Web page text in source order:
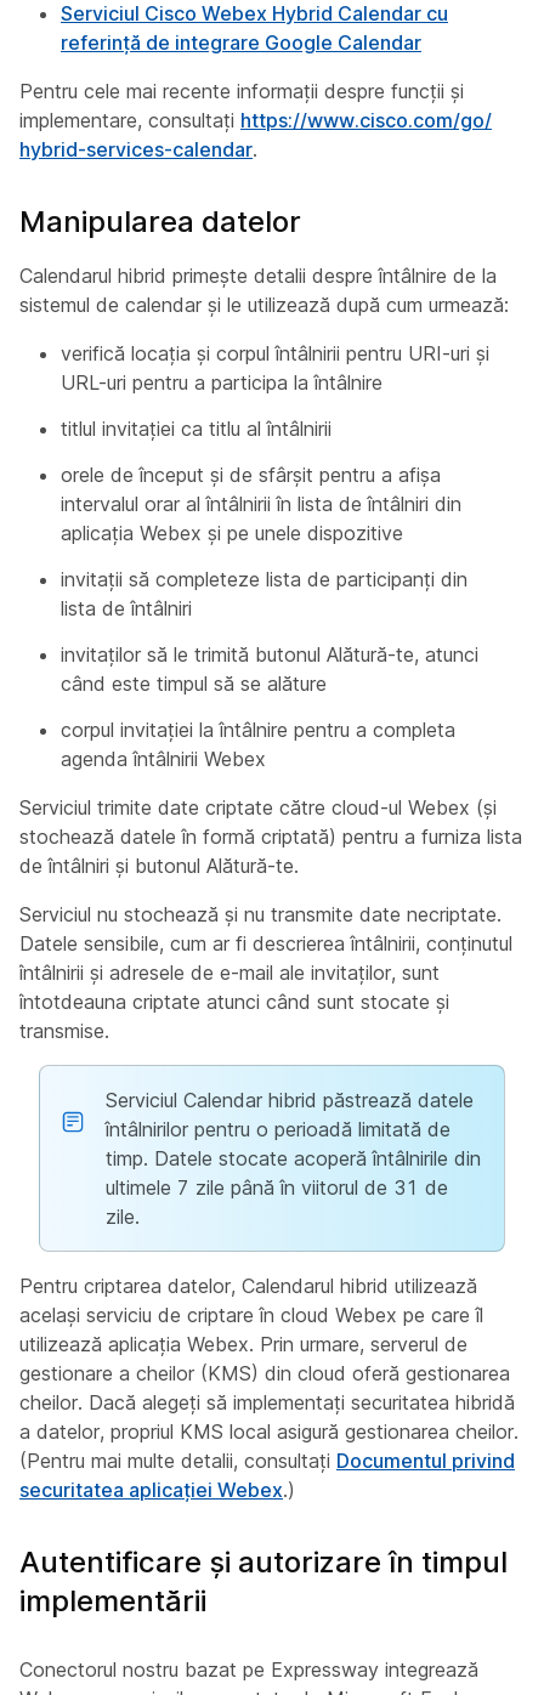
Serviciul Cisco Webex Hybrid Calendar cu
referință de integrare Google Calendar
Pentru cele mai recente informații despre funcții și
implementare, consultați https:/​/​www.cisco.com/​go/​
hybrid-services-calendar.
Manipularea datelor
Calendarul hibrid primește detalii despre întâlnire de la
sistemul de calendar și le utilizează după cum urmează:
verifică locația și corpul întâlnirii pentru URI-uri și
URL-uri pentru a participa la întâlnire
titlul invitației ca titlu al întâlnirii
orele de început și de sfârșit pentru a afișa
intervalul orar al întâlnirii în lista de întâlniri din
aplicația Webex și pe unele dispozitive
invitații să completeze lista de participanți din
lista de întâlniri
invitaților să le trimită butonul Alătură-te, atunci
când este timpul să se alăture
corpul invitației la întâlnire pentru a completa
agenda întâlnirii Webex
Serviciul trimite date criptate către cloud-ul Webex (și
stochează datele în formă criptată) pentru a furniza lista
de întâlniri și butonul Alătură-te.
Serviciul nu stochează și nu transmite date necriptate.
Datele sensibile, cum ar fi descrierea întâlnirii, conținutul
întâlnirii și adresele de e-mail ale invitaților, sunt
întotdeauna criptate atunci când sunt stocate și
transmise.
Serviciul Calendar hibrid păstrează datele
întâlnirilor pentru o perioadă limitată de
timp. Datele stocate acoperă întâlnirile din
ultimele 7 zile până în viitorul de 31 de
zile.
Pentru criptarea datelor, Calendarul hibrid utilizează
același serviciu de criptare în cloud Webex pe care îl
utilizează aplicația Webex. Prin urmare, serverul de
gestionare a cheilor (KMS) din cloud oferă gestionarea
cheilor. Dacă alegeți să implementați securitatea hibridă
a datelor, propriul KMS local asigură gestionarea cheilor.
(Pentru mai multe detalii, consultați Documentul privind
securitatea aplicației Webex.)
Autentificare și autorizare în timpul
implementării
Conectorul nostru bazat pe Expressway integrează